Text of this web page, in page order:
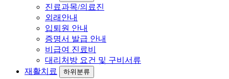
진료과목/의료진
외래안내
입퇴원 안내
증명서 발급 안내
비급여 진료비
대리처방 요건 및 구비서류
재활치료
하위분류